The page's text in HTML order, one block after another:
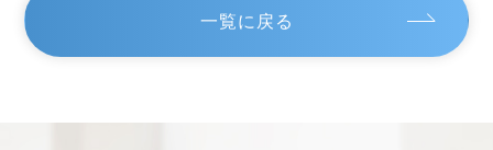
一覧に戻る